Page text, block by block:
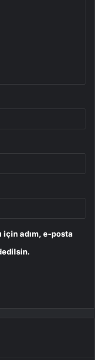
için adım, e-posta